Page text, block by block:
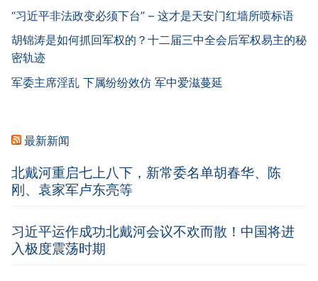
“习近平非法政变必须下台” – 这才是天安门红墙所喷标语
胡锦涛是如何抓回军权的？十二届三中全会后军权易主的秘
密轨迹
军委主席淫乱 下属纷纷效仿 军中爱滋蔓延
最新新闻
北戴河重启七上八下，新常委名单胡春华、陈
刚、袁家军卢东亮等
习近平运作成功北戴河会议不欢而散！中国将进
入极度震荡时期